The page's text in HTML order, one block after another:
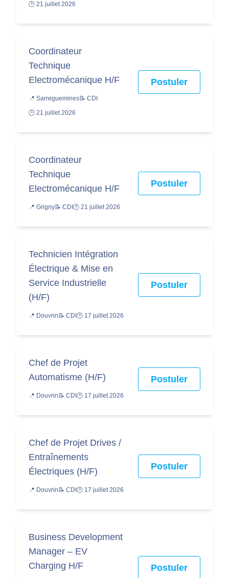
🕑 21 juillet 2026
Coordinateur
Technique
Electromécanique H/F
📍 Sarreguemines📝 CDI
🕑 21 juillet 2026
Postuler
Coordinateur
Technique
Electromécanique H/F
📍 Grigny📝 CDI 🕑 21 juillet 2026
Postuler
Technicien Intégration
Électrique & Mise en
Service Industrielle
(H/F)
📍 Douvrin 📝 CDI 🕑 17 juillet 2026
Postuler
Chef de Projet
Automatisme (H/F)
📍 Douvrin 📝 CDI 🕑 17 juillet 2026
Postuler
Chef de Projet Drives /
Entraînements
Électriques (H/F)
📍 Douvrin 📝 CDI 🕑 17 juillet 2026
Postuler
Business Development
Manager – EV
Charging H/F
Postuler